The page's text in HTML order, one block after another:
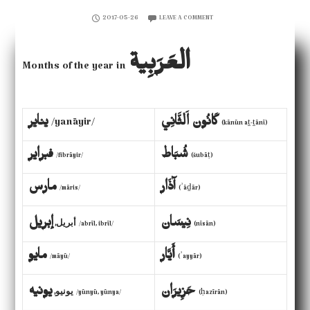
2017-05-26 LEAVE A COMMENT
Months of the year in
يناير/yanāyir/ (kānūn aṯ-ṯānī)
فبراير /fibrāyir/ (šubāṭ)
مارس /māris/ آذَار‎(ʾāḏār)
أبريل,إبريل /abrīl, ibrīl/ نِيسَان‎(nīsān)
مايو /māyū/ أَيَّار‎(ʾayyār)
يونيو,يونيه /yūnyū, yūnya/ (ḥazīrān)